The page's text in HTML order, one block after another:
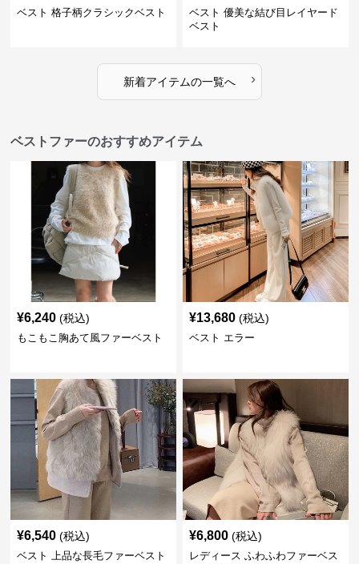
ベスト 格子柄クラシックベスト
ベスト 優美な結び目レイヤード
ベスト
新着アイテムの一覧へ ›
ベストファーのおすすめアイテム
¥6,240 (税込)
もこもこ胸あて風ファーベスト
¥13,680 (税込)
ベスト エラー
¥6,540 (税込)
ベスト 上品な長毛ファーベスト
¥6,800 (税込)
レディース ふわふわファーベス